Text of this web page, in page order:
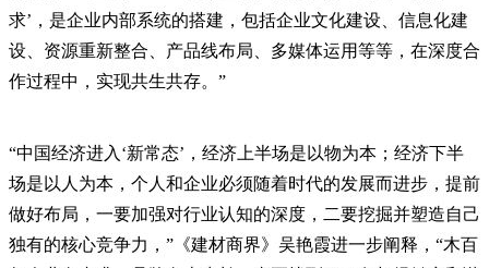
求’， 是企业内部系统的搭建，包括企业文化建设、信息化建
设、资源重新整合、产品线布局、多媒体运用等等，在深度合
作过程中，实现共生共存。”
“中国经济进入‘新常态’，经济上半场是以物为本；经济下半
场是以人为本，个人和企业必须随着时代的发展而进步，提前
做好布局，一要加强对行业认知的深度，二要挖掘并塑造自己
独有的核心竞争力，”《建材商界》吴艳霞进一步阐释，“木百